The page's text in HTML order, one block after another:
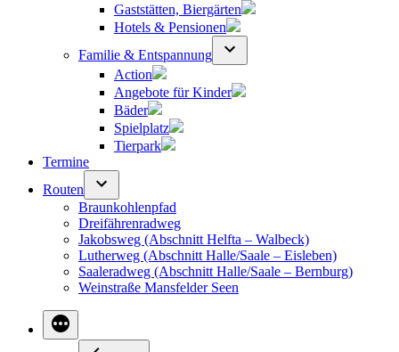
Gaststätten, Biergärten
Hotels & Pensionen
Familie & Entspannung
Action
Angebote für Kinder
Bäder
Spielplatz
Tierpark
Termine
Routen
Braunkohlenpfad
Dreifährenradweg
Jakobsweg (Abschnitt Helfta – Walbeck)
Lutherweg (Abschnitt Halle/Saale – Eisleben)
Saaleradweg (Abschnitt Halle/Saale – Bernburg)
Weinstraße Mansfelder Seen